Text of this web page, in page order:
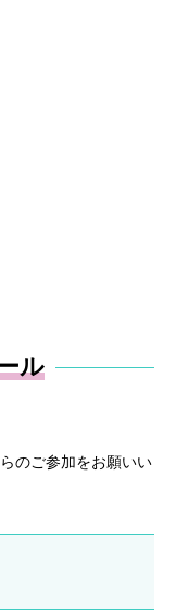
ル
のご参加をお願いい